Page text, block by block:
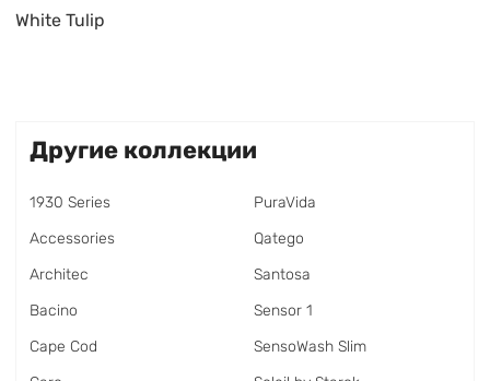
White Tulip
Другие коллекции
1930 Series
Accessories
Architec
Bacino
Cape Cod
PuraVida
Qatego
Santosa
Sensor 1
SensoWash Slim